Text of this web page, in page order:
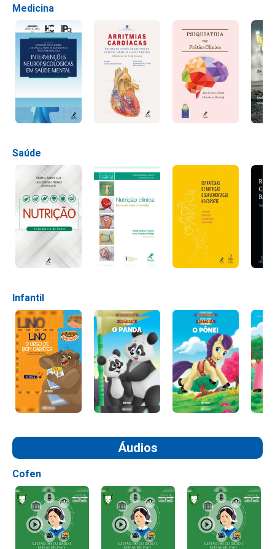
Medicina
Saúde
Infantil
Áudios
Cofen